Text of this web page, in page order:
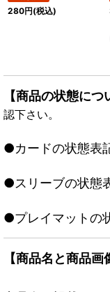
280円(税込)
【商品の状態につ
認下さい。
●カードの状態表
●スリーブの状態
●プレイマットの
【商品名と商品画